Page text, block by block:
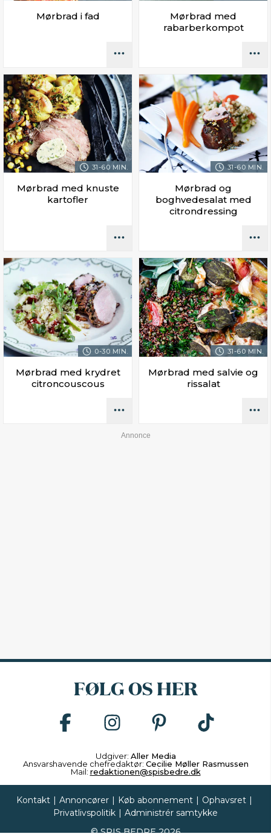
Mørbrad i fad
Mørbrad med
rabarberkompot
31-60 MIN.
Mørbrad med knuste
kartofler
31-60 MIN.
Mørbrad og
boghvedesalat med
citrondressing
0-30 MIN.
Mørbrad med krydret
citroncouscous
31-60 MIN.
Mørbrad med salvie og
rissalat
FØLG OS HER
Udgiver: Aller Media
Ansvarshavende chefredaktør: Cecilie Møller Rasmussen
Mail: redaktionen@spisbedre.dk
Kontakt | Annoncører | Køb abonnement | Ophavsret |
Privatlivspolitik | Administrér samtykke
©SPIS BEDRE2026